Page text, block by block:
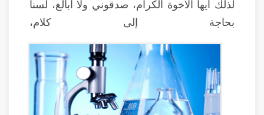
لذلك أيها الأخوة الكرام، صدقوني ولا أبالغ، لسنا
بحاجة إلى كلام،